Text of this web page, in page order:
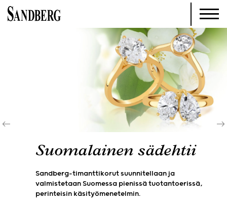
Suomalainen sädehtii
Sandberg-timanttikorut suunnitellaan ja
valmistetaan Suomessa pienissä tuotantoerissä,
perinteisin käsityömenetelmin.